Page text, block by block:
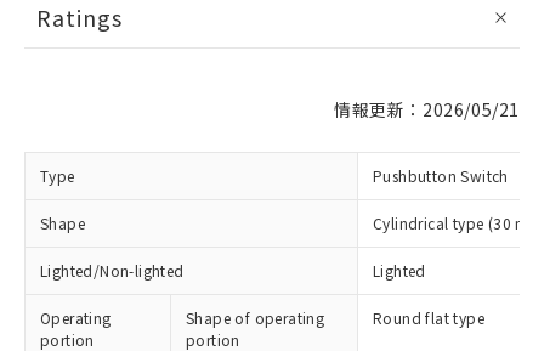
Ratings
情報更新：2026/05/21
Type Pushbutton Switch
Shape Cylindrical type (30
Lighted/Non-lighted Lighted
Operating
portion
Shape of operating
portion
Round flat type